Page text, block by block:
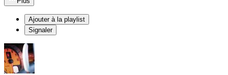
Ajouter à la playlist
Signaler